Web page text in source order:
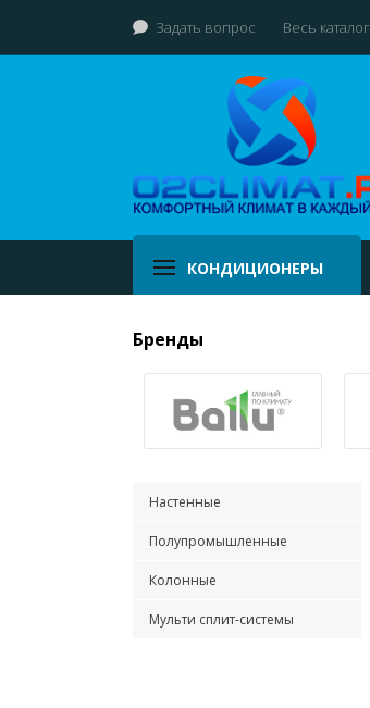
Задать вопрос Весь каталог
КОНДИЦИОНЕРЫ
Бренды
Настенные
Полупромышленные
Колонные
Мульти сплит-системы